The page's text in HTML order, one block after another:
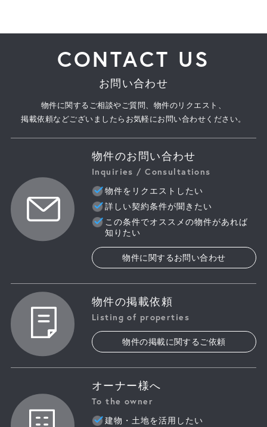
CONTACT US
お問い合わせ
物件に関するご相談やご質問、物件のリクエスト、
掲載依頼などございましたらお気軽にお問い合わせください。
物件のお問い合わせ
Inquiries / Consultations
物件をリクエストしたい
詳しい契約条件が聞きたい
この条件でオススメの物件があれば
知りたい
物件に関するお問い合わせ
物件の掲載依頼
Listing of properties
物件の掲載に関するご依頼
オーナー様へ
To the owner
建物・土地を活用したい